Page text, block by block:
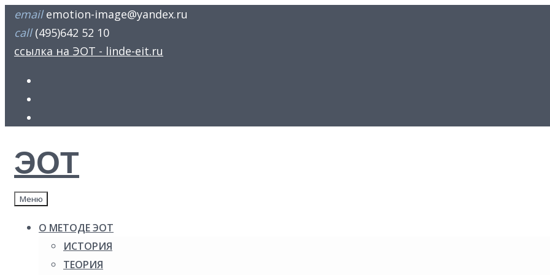
Skip
to
content
emailemotion-image@yandex.ru
call(495)642 52 10
ссылка на ЭОТ - linde-eit.ru
ЭОТ
Меню
О МЕТОДЕ ЭОТ
ИСТОРИЯ
ТЕОРИЯ